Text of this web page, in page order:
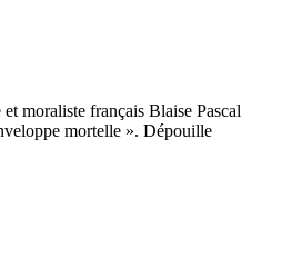
moraliste français Blaise Pascal
mortelle ». Dépouille